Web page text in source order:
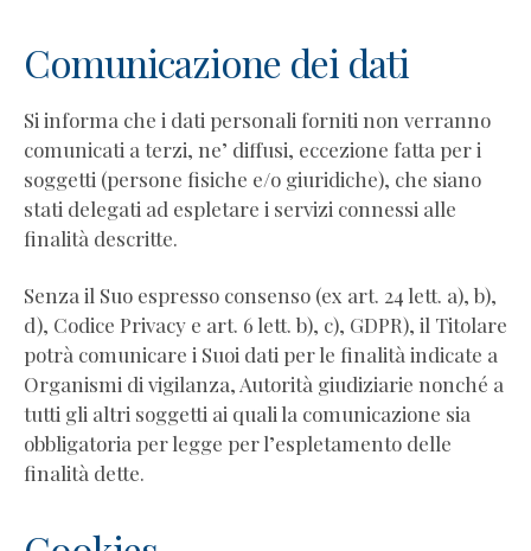
coach
diventare
coach
Quando
rivolgersi
a
coach
Libri
per
diventare
coach
Orientamento
teorico
scuola
Comunicazione dei dati
Si informa che i dati personali forniti non verranno
comunicati a terzi, ne’ diffusi, eccezione fatta per i
soggetti (persone fisiche e/o giuridiche), che siano
stati delegati ad espletare i servizi connessi alle
finalità descritte.
Senza il Suo espresso consenso (ex art. 24 lett. a), b),
d), Codice Privacy e art. 6 lett. b), c), GDPR), il Titolare
potrà comunicare i Suoi dati per le finalità indicate a
Organismi di vigilanza, Autorità giudiziarie nonché a
tutti gli altri soggetti ai quali la comunicazione sia
obbligatoria per legge per l’espletamento delle
finalità dette.